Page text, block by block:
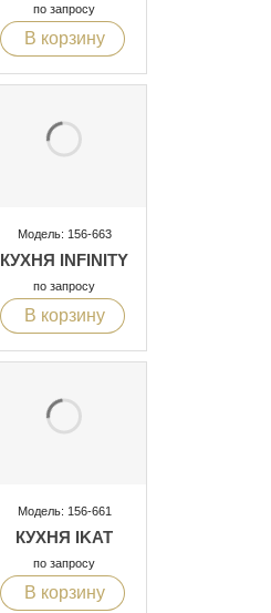
по запросу
В корзину
Модель: 156-663
КУХНЯ INFINITY
по запросу
В корзину
Модель: 156-661
КУХНЯ IKAT
по запросу
В корзину